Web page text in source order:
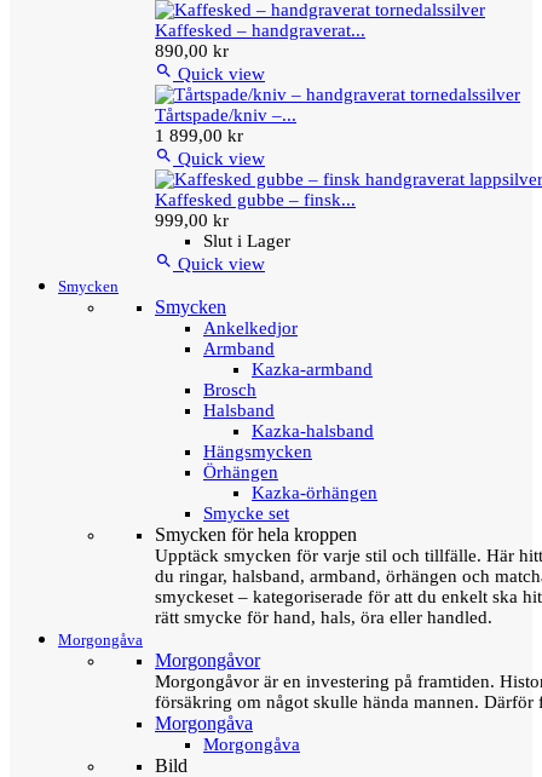
Kaffesked – handgraverat...
890,00 kr
 Quick view
Tårtspade/kniv –...
1 899,00 kr
 Quick view
Kaffesked gubbe – finsk...
999,00 kr
Slut i Lager
 Quick view
Smycken
Smycken
Ankelkedjor
Armband
Kazka-armband
Brosch
Halsband
Kazka-halsband
Hängsmycken
Örhängen
Kazka-örhängen
Smycke set
Smycken för hela kroppen
Upptäck smycken för varje stil och tillfälle. Här
du ringar, halsband, armband, örhängen och
smyckeset – kategoriserade för att du enkelt ska
rätt smycke för hand, hals, öra eller handled.
Morgongåva
Morgongåvor
Morgongåvor är en investering på framtiden.
försäkring om något skulle hända mannen.
Morgongåva
Morgongåva
Bild